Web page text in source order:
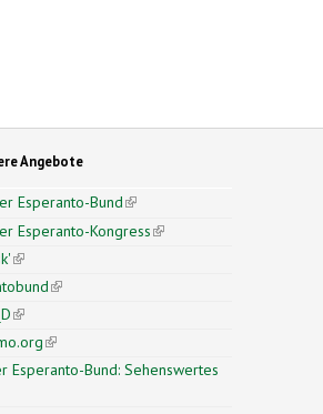
Angebote
Esperanto-Bund(link is external)
Esperanto-Kongress(link is external)
(link is external)
(link is external)
(link is external)
(link is external)
Esperanto-Bund: Sehenswertes